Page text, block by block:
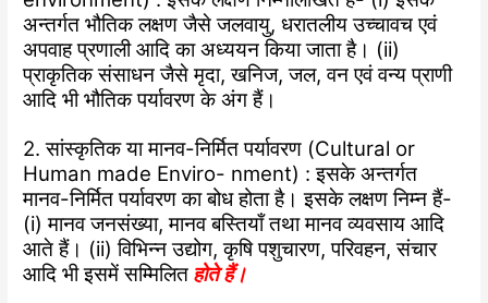
अन्तर्गत भौतिक लक्षण जैसे जलवायु, धरातलीय उच्चावच एवं
अपवाह प्रणाली आदि का अध्ययन किया जाता है। (ii)
प्राकृतिक संसाधन जैसे मृदा, खनिज, जल, वन एवं वन्य प्राणी
आदि भी भौतिक पर्यावरण के अंग हैं।
2. सांस्कृतिक या मानव-निर्मित पर्यावरण (Cultural or
Human made Enviro- nment) : इसके अन्तर्गत
मानव-निर्मित पर्यावरण का बोध होता है। इसके लक्षण निम्न हैं-
(i) मानव जनसंख्या, मानव बस्तियाँ तथा मानव व्यवसाय आदि
आते हैं। (ii) विभिन्न उद्योग, कृषि पशुचारण, परिवहन, संचार
आदि भी इसमें सम्मिलित होते हैं।